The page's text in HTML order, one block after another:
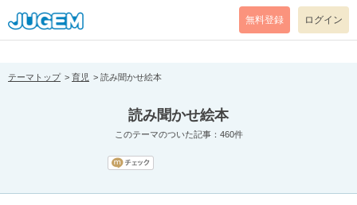
[pear_error: message="Success" code=0 mode=return level=notice
prefix="" info=""]
無料登録 ログイン
テーマトップ 育児 読み聞かせ絵本
読み聞かせ絵本
このテーマのついた記事：460件